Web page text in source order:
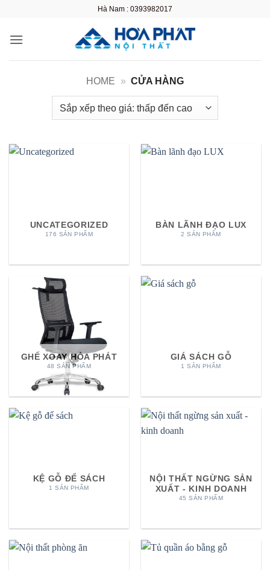
nội
Hà Nam : 0393982017
HOME » CỬA HÀNG
UNCATEGORIZED
176 SẢN PHẨM
BÀN LÃNH ĐẠO LUX
2 SẢN PHẨM
GHẾ XOAY HÒA PHÁT
48 SẢN PHẨM
GIÁ SÁCH GỖ
1 SẢN PHẨM
KỆ GỖ ĐỂ SÁCH
1 SẢN PHẨM
NỘI THẤT NGỪNG SẢN
XUẤT - KINH DOANH
45 SẢN PHẨM